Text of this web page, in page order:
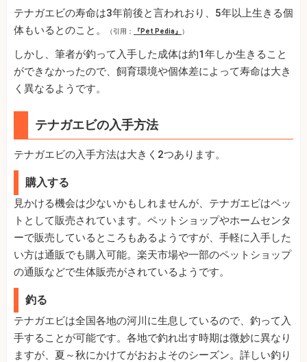
テナガエビの寿命は3年前後と言われおり、5年以上生きる個
体もいるとのこと。
（引用： 『Pet Pedia』 ）
しかし、筆者が釣って入手した成体は約1年しか生きること
ができなかったので、飼育環境や個体差によって寿命は大き
く異なるようです。
テナガエビの入手方法
テナガエビの入手方法は大きく2つあります。
購入する
見かける機会は少ないかもしれませんが、テナガエビはペッ
トとして販売されています。ペットショップやホームセンタ
ーで販売しているところもあるようですが、手軽に入手した
い方は通販でも購入可能。楽天市場や一部のペットショップ
の通販などで生体販売がされているようです。
釣る
テナガエビは全国各地の河川に生息しているので、釣って入
手することが可能です。各地で釣れ出す時期は微妙に異なり
ますが、夏～秋にかけてがおおよそのシーズン。詳しい釣り